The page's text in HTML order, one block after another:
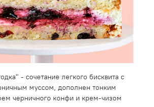
- сочетание легкого бисквита с
муссом, дополнен тонким
черничного конфи и крем-чизом